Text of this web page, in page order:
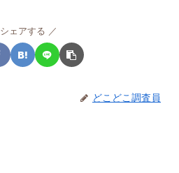
シェアする
どこどこ調査員